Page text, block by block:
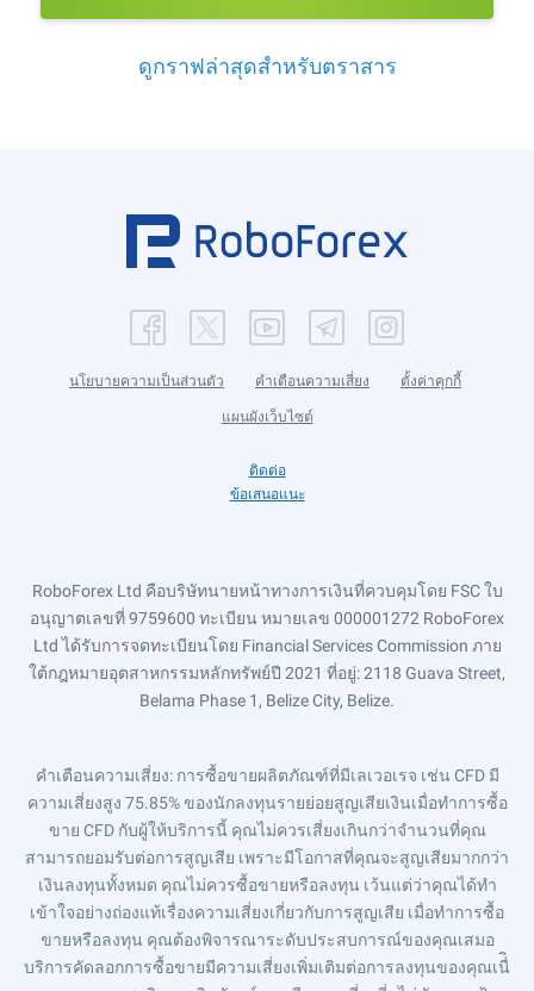
ดูกราฟล่าสุดสำหรับตราสาร
นโยบายความเป็นส่วนตัว คำเตือนความเสี่ยง ตั้งค่าคุกกี้
แผนผังเว็บไซต์
ติดต่อ
ข้อเสนอแนะ
RoboForex Ltd คือบริษัทนายหน้าทางการเงินที่ควบคุมโดย FSC ใบ
อนุญาตเลขที่ 9759600 ทะเบียน หมายเลข 000001272 RoboForex
Ltd ได้รับการจดทะเบียนโดย Financial Services Commission ภาย
ใต้กฎหมายอุตสาหกรรมหลักทรัพย์ปี 2021 ที่อยู่: 2118 Guava Street,
Belama Phase 1, Belize City, Belize.
คำเตือนความเสี่ยง: การซื้อขายผลิตภัณฑ์ที่มีเลเวอเรจ เช่น CFD มี
ความเสี่ยงสูง 75.85% ของนักลงทุนรายย่อยสูญเสียเงินเมื่อทำการซื้อ
ขาย CFD กับผู้ให้บริการนี้ คุณไม่ควรเสี่ยงเกินกว่าจำนวนที่คุณ
สามารถยอมรับต่อการสูญเสีย เพราะมีโอกาสที่คุณจะสูญเสียมากกว่า
เงินลงทุนทั้งหมด คุณไม่ควรซื้อขายหรือลงทุน เว้นแต่ว่าคุณได้ทำ
เข้าใจอย่างถ่องแท้เรื่องความเสี่ยงเกี่ยวกับการสูญเสีย เมื่อทำการซื้อ
ขายหรือลงทุน คุณต้องพิจารณาระดับประสบการณ์ของคุณเสมอ
บริการคัดลอกการซื้อขายมีความเสี่ยงเพิ่มเติมต่อการลงทุนของคุณเนื่ิ